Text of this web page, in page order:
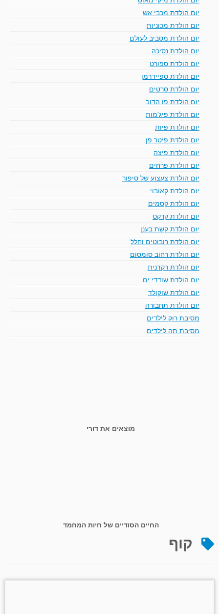
יום הולדת מכבי אש
יום הולדת מכוניות
יום הולדת מסביב לעולם
יום הולדת נסיכה
יום הולדת ספורט
יום הולדת ספיידרמן
יום הולדת סרטים
יום הולדת פו הדוב
יום הולדת פיג'מות
יום הולדת פיות
יום הולדת פיטר פן
יום הולדת פיצה
יום הולדת פרחים
יום הולדת צעצוע של סיפור
יום הולדת קאובוי
יום הולדת קסמים
יום הולדת קרקס
יום הולדת קשת בענן
יום הולדת רובוטים וחלל
יום הולדת רחוב סומסום
יום הולדת רקדנית
יום הולדת שודדי ים
יום הולדת שוקולד
יום הולדת תחבורה
מסיבת רוק לילדים
מסיבת תה לילדים
מוצאים את דורי
החיים הסודיים של חיות המחמד
קוף